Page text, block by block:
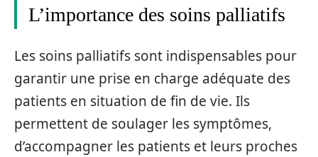
L’importance des soins palliatifs
Les soins palliatifs sont indispensables pour
garantir une prise en charge adéquate des
patients en situation de fin de vie. Ils
permettent de soulager les symptômes,
d’accompagner les patients et leurs proches